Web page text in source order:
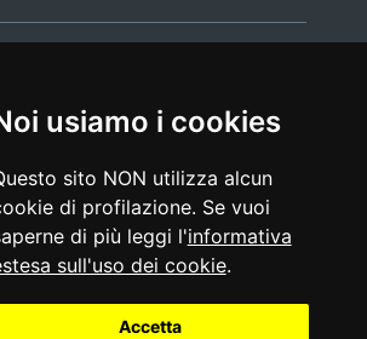
usiamo i cookies
sito NON utilizza alcun
di profilazione. Se vuoi
di più leggi l'informativa
sull'uso dei cookie.
Accetta
|note legali |glossario
media policy
di accessibilità |feedback
cookie